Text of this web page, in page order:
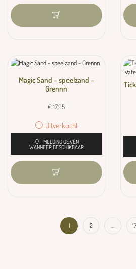
Magic Sand – speelzand –
Grennn
€ 17,95
Uitverkocht
MELDING GEVEN
WANNEER BESCHIKBAAR
1 2 … 17